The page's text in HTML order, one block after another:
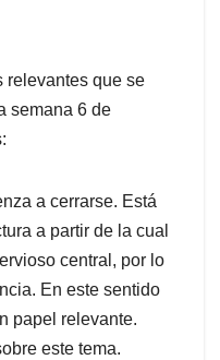
relevantes que se
semana 6 de
a cerrarse. Está
a partir de la cual
central, por lo
En este sentido
papel relevante.
este tema.